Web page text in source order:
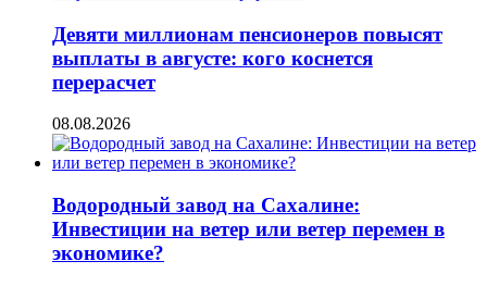
Девяти миллионам пенсионеров повысят
выплаты в августе: кого коснется
перерасчет
08.08.2026
Водородный завод на Сахалине:
Инвестиции на ветер или ветер перемен в
экономике?